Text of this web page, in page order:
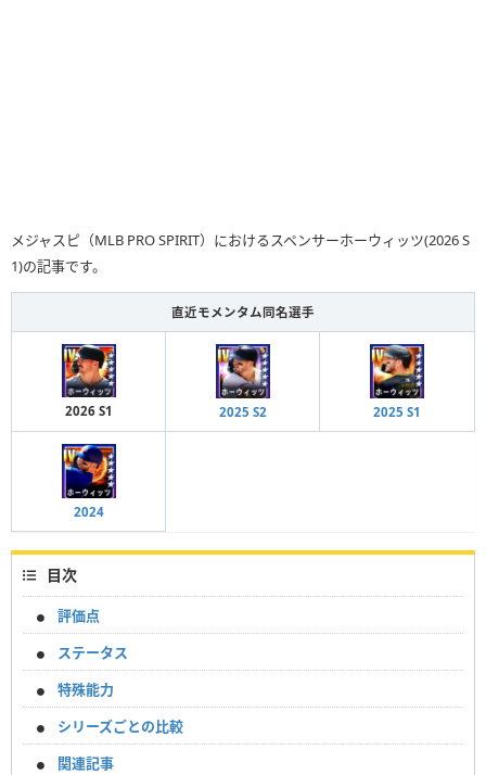
メジャスピ（MLB PRO SPIRIT）におけるスペンサーホーウィッツ(2026 S
1)の記事です。
直近モメンタム同名選手
2026 S1 2025 S2 2025 S1
2024
目次
評価点
ステータス
特殊能力
シリーズごとの比較
関連記事